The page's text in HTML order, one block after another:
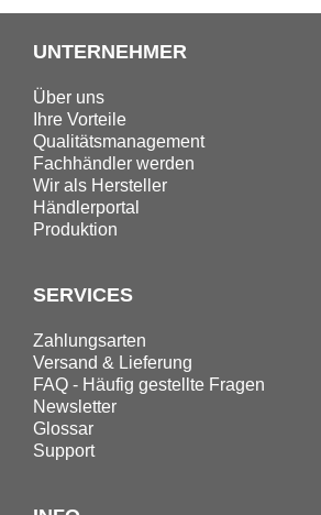
UNTERNEHMER
Über uns
Ihre Vorteile
Qualitätsmanagement
Fachhändler werden
Wir als Hersteller
Händlerportal
Produktion
SERVICES
Zahlungsarten
Versand & Lieferung
FAQ - Häufig gestellte Fragen
Newsletter
Glossar
Support